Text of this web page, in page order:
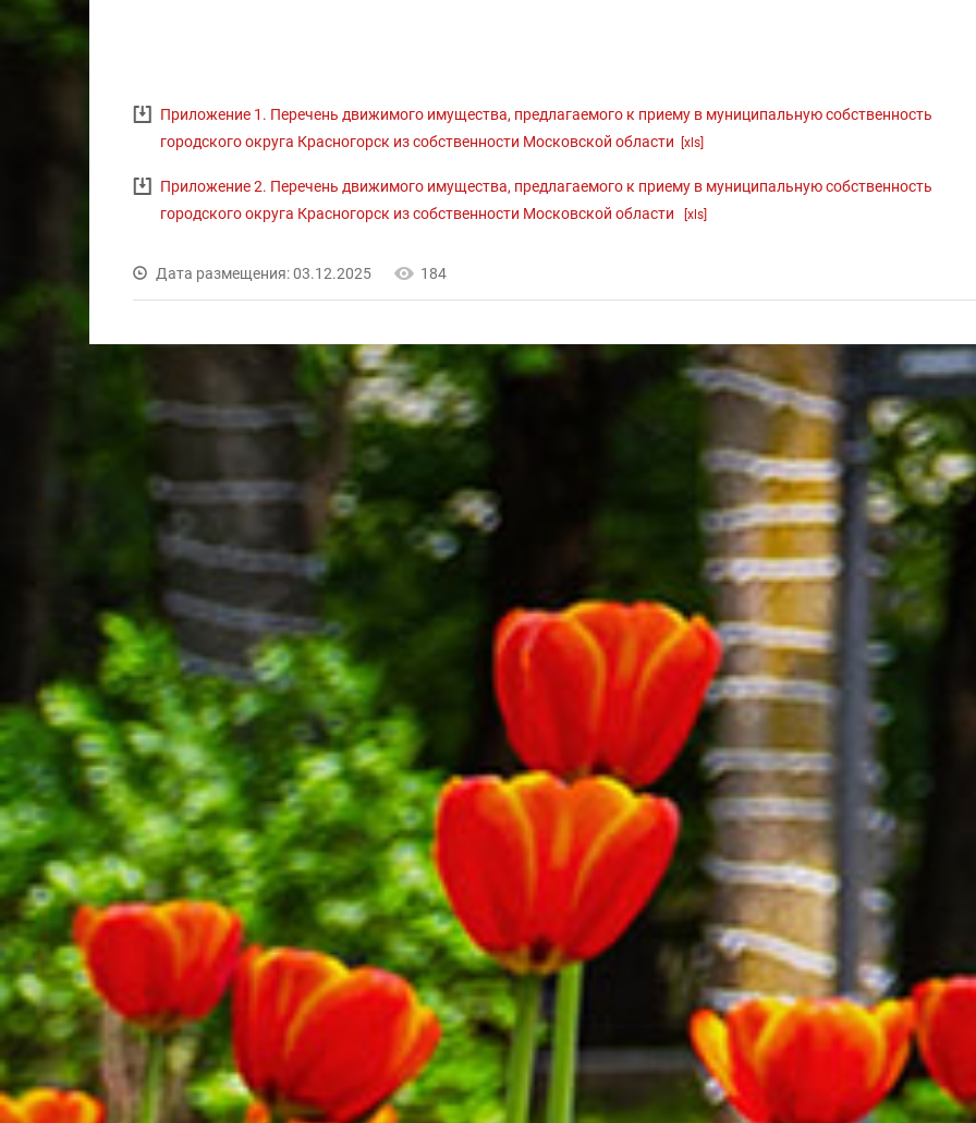
Приложение 1. Перечень движимого имущества, предлагаемого к приему в муниципальную собственность
городского округа Красногорск из собственности Московской области
[xls]
Приложение 2. Перечень движимого имущества, предлагаемого к приему в муниципальную собственность
городского округа Красногорск из собственности Московской области
[xls]
Дата размещения: 03.12.2025 184